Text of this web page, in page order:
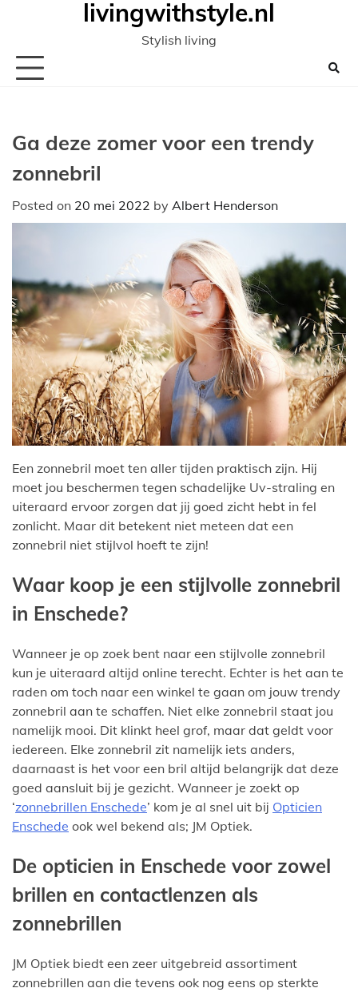
inhoud
livingwithstyle.nl
Stylish living
Ga deze zomer voor een trendy
zonnebril
Posted on 20 mei 2022 by Albert Henderson
Een zonnebril moet ten aller tijden praktisch zijn. Hij
moet jou beschermen tegen schadelijke Uv-straling en
uiteraard ervoor zorgen dat jij goed zicht hebt in fel
zonlicht. Maar dit betekent niet meteen dat een
zonnebril niet stijlvol hoeft te zijn!
Waar koop je een stijlvolle zonnebril
in Enschede?
Wanneer je op zoek bent naar een stijlvolle zonnebril
kun je uiteraard altijd online terecht. Echter is het aan te
raden om toch naar een winkel te gaan om jouw trendy
zonnebril aan te schaffen. Niet elke zonnebril staat jou
namelijk mooi. Dit klinkt heel grof, maar dat geldt voor
iedereen. Elke zonnebril zit namelijk iets anders,
daarnaast is het voor een bril altijd belangrijk dat deze
goed aansluit bij je gezicht. Wanneer je zoekt op
‘zonnebrillen Enschede’ kom je al snel uit bij Opticien
Enschede ook wel bekend als; JM Optiek.
De opticien in Enschede voor zowel
brillen en contactlenzen als
zonnebrillen
JM Optiek biedt een zeer uitgebreid assortiment
zonnebrillen aan die tevens ook nog eens op sterkte